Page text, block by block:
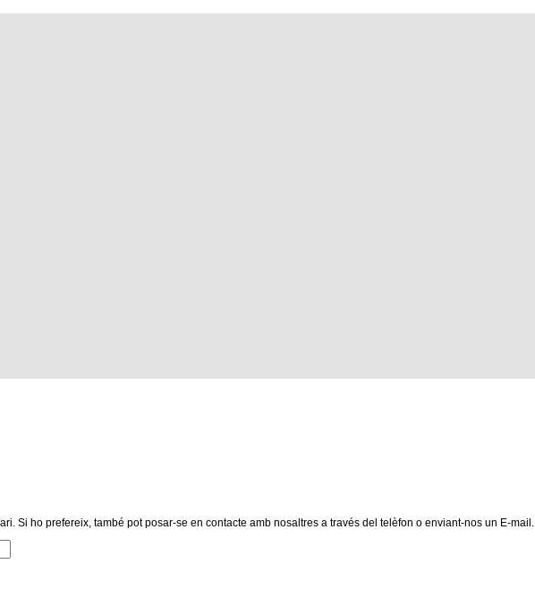
Si ho prefereix, també pot posar-se en contacte amb nosaltres a través del telèfon o enviant-nos un E-mail.